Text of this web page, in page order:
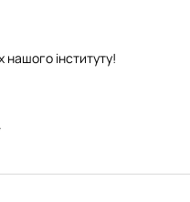
нашого інституту!